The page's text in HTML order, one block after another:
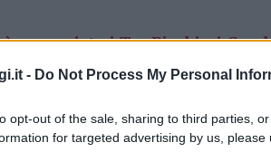
- Do Not Process My Personal
opt-out of the sale, sharing to third parties,
for targeted advertising by us,
conquista i Tre Bicchieri